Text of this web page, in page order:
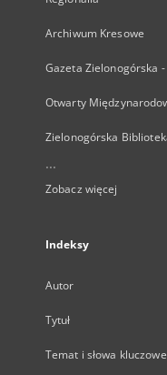
Archiwum Kresowe
Gazeta Zielonogórska
Otwarty
Zielonogórska
...
Zobacz więcej
Indeksy
Autor
Tytuł
Temat i słowa kluczowe